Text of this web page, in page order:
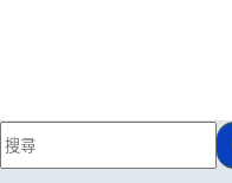
找
不